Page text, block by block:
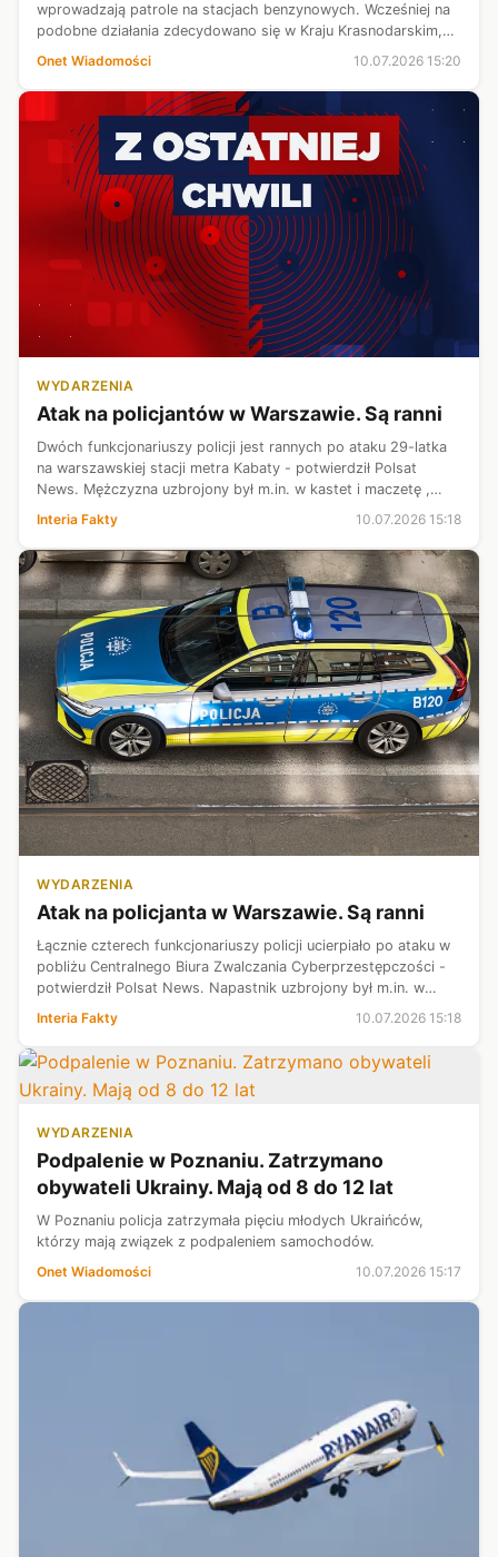
wprowadzają patrole na stacjach benzynowych. Wcześniej na
podobne działania zdecydowano się w Kraju Krasnodarskim,
Zabajkale oraz w obwodach nowosybirskim i irkuckim.
Onet Wiadomości 10.07.2026 15:20
WYDARZENIA
Atak na policjantów w Warszawie. Są ranni
Dwóch funkcjonariuszy policji jest rannych po ataku 29-latka
na warszawskiej stacji metra Kabaty - potwierdził Polsat
News. Mężczyzna uzbrojony był m.in. w kastet i maczetę ,
Zwalczania Cyberpr...
Interia Fakty 10.07.2026 15:18
WYDARZENIA
Atak na policjanta w Warszawie. Są ranni
Łącznie czterech funkcjonariuszy policji ucierpiało po ataku w
pobliżu Centralnego Biura Zwalczania Cyberprzestępczości -
potwierdził Polsat News. Napastnik uzbrojony był m.in. w
kastet i maczetę. Najpierw zaatakował jednego
funkcjonariusza, a następ...
Interia Fakty 10.07.2026 15:18
WYDARZENIA
Podpalenie w Poznaniu. Zatrzymano
obywateli Ukrainy. Mają od 8 do 12 lat
W Poznaniu policja zatrzymała pięciu młodych Ukraińców,
którzy mają związek z podpaleniem samochodów.
Onet Wiadomości
10.07.2026 15:17